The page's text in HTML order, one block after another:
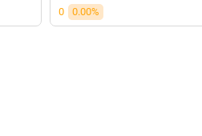
0
0.00%